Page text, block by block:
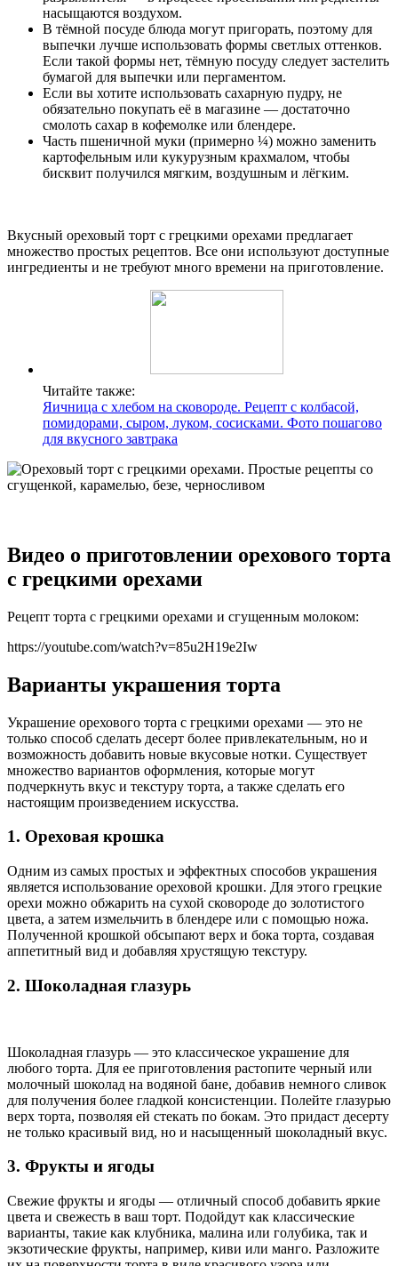
насыщаются воздухом.
В тёмной посуде блюда могут пригорать, поэтому для
выпечки лучше использовать формы светлых оттенков.
Если такой формы нет, тёмную посуду следует застелить
бумагой для выпечки или пергаментом.
Если вы хотите использовать сахарную пудру, не
обязательно покупать её в магазине — достаточно
смолоть сахар в кофемолке или блендере.
Часть пшеничной муки (примерно ¼) можно заменить
картофельным или кукурузным крахмалом, чтобы
бисквит получился мягким, воздушным и лёгким.
Вкусный ореховый торт с грецкими орехами предлагает
множество простых рецептов. Все они используют доступные
ингредиенты и не требуют много времени на приготовление.
Читайте также:
Яичница с хлебом на сковороде. Рецепт с колбасой,
помидорами, сыром, луком, сосисками. Фото пошагово
для вкусного завтрака
Видео о приготовлении орехового торта
с грецкими орехами
Рецепт торта с грецкими орехами и сгущенным молоком:
https://youtube.com/watch?v=85u2H19e2Iw
Варианты украшения торта
Украшение орехового торта с грецкими орехами — это не
только способ сделать десерт более привлекательным, но и
возможность добавить новые вкусовые нотки. Существует
множество вариантов оформления, которые могут
подчеркнуть вкус и текстуру торта, а также сделать его
настоящим произведением искусства.
1. Ореховая крошка
Одним из самых простых и эффектных способов украшения
является использование ореховой крошки. Для этого грецкие
орехи можно обжарить на сухой сковороде до золотистого
цвета, а затем измельчить в блендере или с помощью ножа.
Полученной крошкой обсыпают верх и бока торта, создавая
аппетитный вид и добавляя хрустящую текстуру.
2. Шоколадная глазурь
Шоколадная глазурь — это классическое украшение для
любого торта. Для ее приготовления растопите черный или
молочный шоколад на водяной бане, добавив немного сливок
для получения более гладкой консистенции. Полейте глазурью
верх торта, позволяя ей стекать по бокам. Это придаст десерту
не только красивый вид, но и насыщенный шоколадный вкус.
3. Фрукты и ягоды
Свежие фрукты и ягоды — отличный способ добавить яркие
цвета и свежесть в ваш торт. Подойдут как классические
варианты, такие как клубника, малина или голубика, так и
экзотические фрукты, например, киви или манго. Разложите